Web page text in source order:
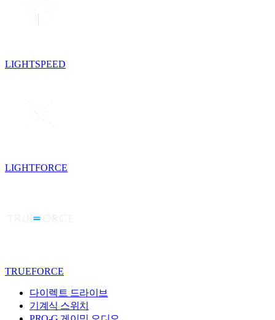
LIGHTSPEED
LIGHTFORCE
TRUEFORCE
다이렉트 드라이브
기계식 스위치